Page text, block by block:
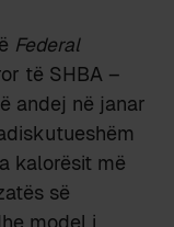
Federal
të SHBA –
andej në janar
kalorësit më
së